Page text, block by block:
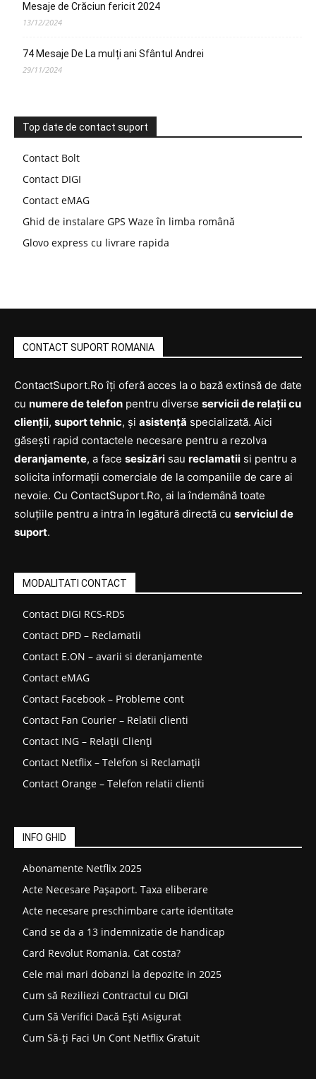
Mesaje de Crăciun fericit 2024
13/12/2024
74 Mesaje De La mulți ani Sfântul Andrei
29/11/2024
Top date de contact suport
Contact Bolt
Contact DIGI
Contact eMAG
Ghid de instalare GPS Waze în limba română
Glovo express cu livrare rapida
CONTACT SUPORT ROMANIA
ContactSuport.Ro îți oferă acces la o bază extinsă de date
cu numere de telefon pentru diverse servicii de relații cu
clienții, suport tehnic, și asistență specializată. Aici
găsești rapid contactele necesare pentru a rezolva
deranjamente, a face sesizări sau reclamatii si pentru a
solicita informații comerciale de la companiile de care ai
nevoie. Cu ContactSuport.Ro, ai la îndemână toate
soluțiile pentru a intra în legătură directă cu serviciul de
suport.
MODALITATI CONTACT
Contact DIGI RCS-RDS
Contact DPD – Reclamatii
Contact E.ON – avarii si deranjamente
Contact eMAG
Contact Facebook – Probleme cont
Contact Fan Courier – Relatii clienti
Contact ING – Relații Clienți
Contact Netflix – Telefon si Reclamații
Contact Orange – Telefon relatii clienti
INFO GHID
Abonamente Netflix 2025
Acte Necesare Pașaport. Taxa eliberare
Acte necesare preschimbare carte identitate
Cand se da a 13 indemnizatie de handicap
Card Revolut Romania. Cat costa?
Cele mai mari dobanzi la depozite in 2025
Cum să Reziliezi Contractul cu DIGI
Cum Să Verifici Dacă Ești Asigurat
Cum Să-ți Faci Un Cont Netflix Gratuit